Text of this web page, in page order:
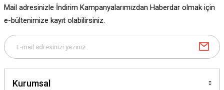
Bu ürüne benzer farklı alternatifler olmalı.
Mail adresinizle İndirim Kampanyalarımızdan Haberdar olmak için
e-bültenimize kayıt olabilirsiniz.
Kurumsal